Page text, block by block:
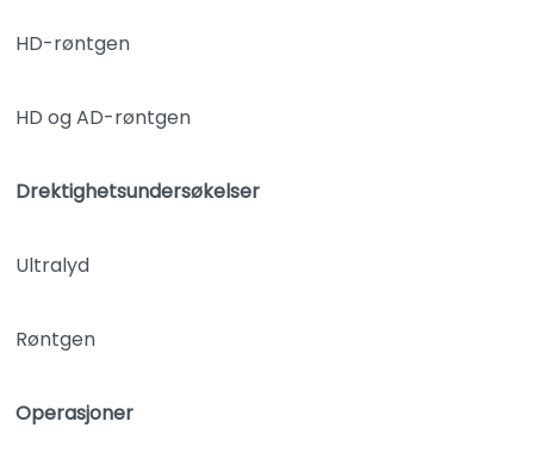
HD-røntgen
HD og AD-røntgen
Drektighetsundersøkelser
Ultralyd
Røntgen
Operasjoner